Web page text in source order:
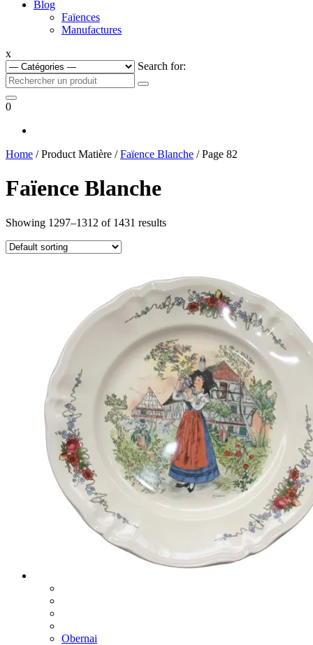
Blog
Faïences
Manufactures
x
Search for:
0
Home / Product Matière /Faïence Blanche / Page 82
Faïence Blanche
Showing 1297–1312 of 1431 results
Obernai